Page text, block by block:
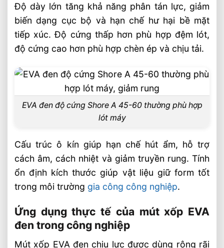
Độ dày lớn tăng khả năng phân tán lực, giảm
biến dạng cục bộ và hạn chế hư hại bề mặt
tiếp xúc. Độ cứng thấp hơn phù hợp đệm lót,
độ cứng cao hơn phù hợp chèn ép và chịu tải.
EVA đen độ cứng Shore A 45-60 thường phù hợp
lót máy
Cấu trúc ô kín giúp hạn chế hút ẩm, hỗ trợ
cách âm, cách nhiệt và giảm truyền rung. Tính
ổn định kích thước giúp vật liệu giữ form tốt
trong môi trường gia công công nghiệp.
Ứng dụng thực tế của mút xốp EVA
đen trong công nghiệp
Mút xốp EVA đen chịu lực được dùng rộng rãi